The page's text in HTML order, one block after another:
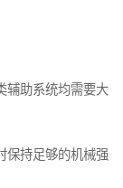
辅助系统均需要大
保持足够的机械强